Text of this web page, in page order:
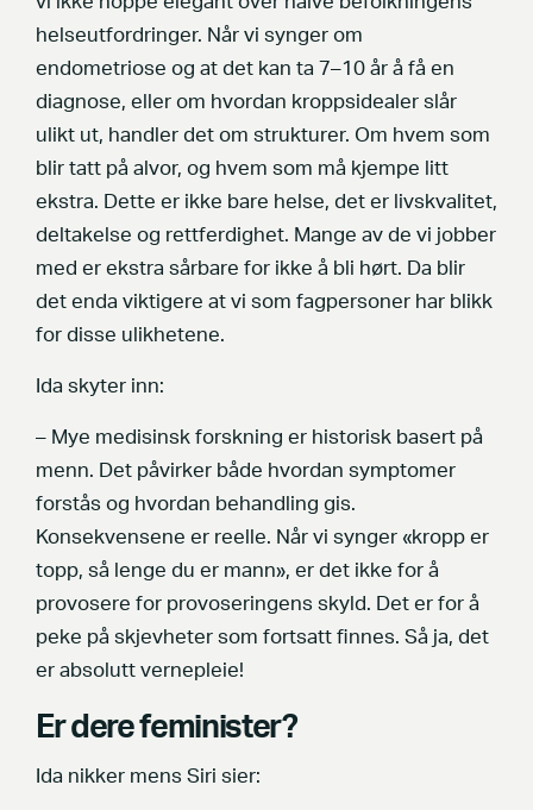
helseutfordringer. Når vi synger om
endometriose og at det kan ta 7–10 år å få en
diagnose, eller om hvordan kroppsidealer slår
ulikt ut, handler det om strukturer. Om hvem som
blir tatt på alvor, og hvem som må kjempe litt
ekstra. Dette er ikke bare helse, det er livskvalitet,
deltakelse og rettferdighet. Mange av de vi jobber
med er ekstra sårbare for ikke å bli hørt. Da blir
det enda viktigere at vi som fagpersoner har blikk
for disse ulikhetene.
Ida skyter inn:
– Mye medisinsk forskning er historisk basert på
menn. Det påvirker både hvordan symptomer
forstås og hvordan behandling gis.
Konsekvensene er reelle. Når vi synger «kropp er
topp, så lenge du er mann», er det ikke for å
provosere for provoseringens skyld. Det er for å
peke på skjevheter som fortsatt finnes. Så ja, det
er absolutt vernepleie!
Er dere feminister?
Ida nikker mens Siri sier: